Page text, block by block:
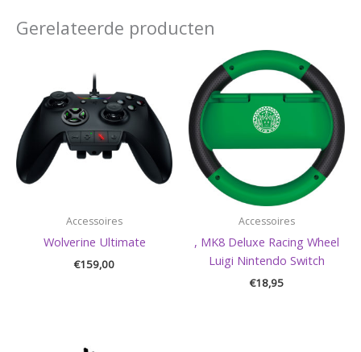
Gerelateerde producten
Accessoires
Wolverine Ultimate
€159,00
Accessoires
, MK8 Deluxe Racing Wheel
Luigi Nintendo Switch
€18,95